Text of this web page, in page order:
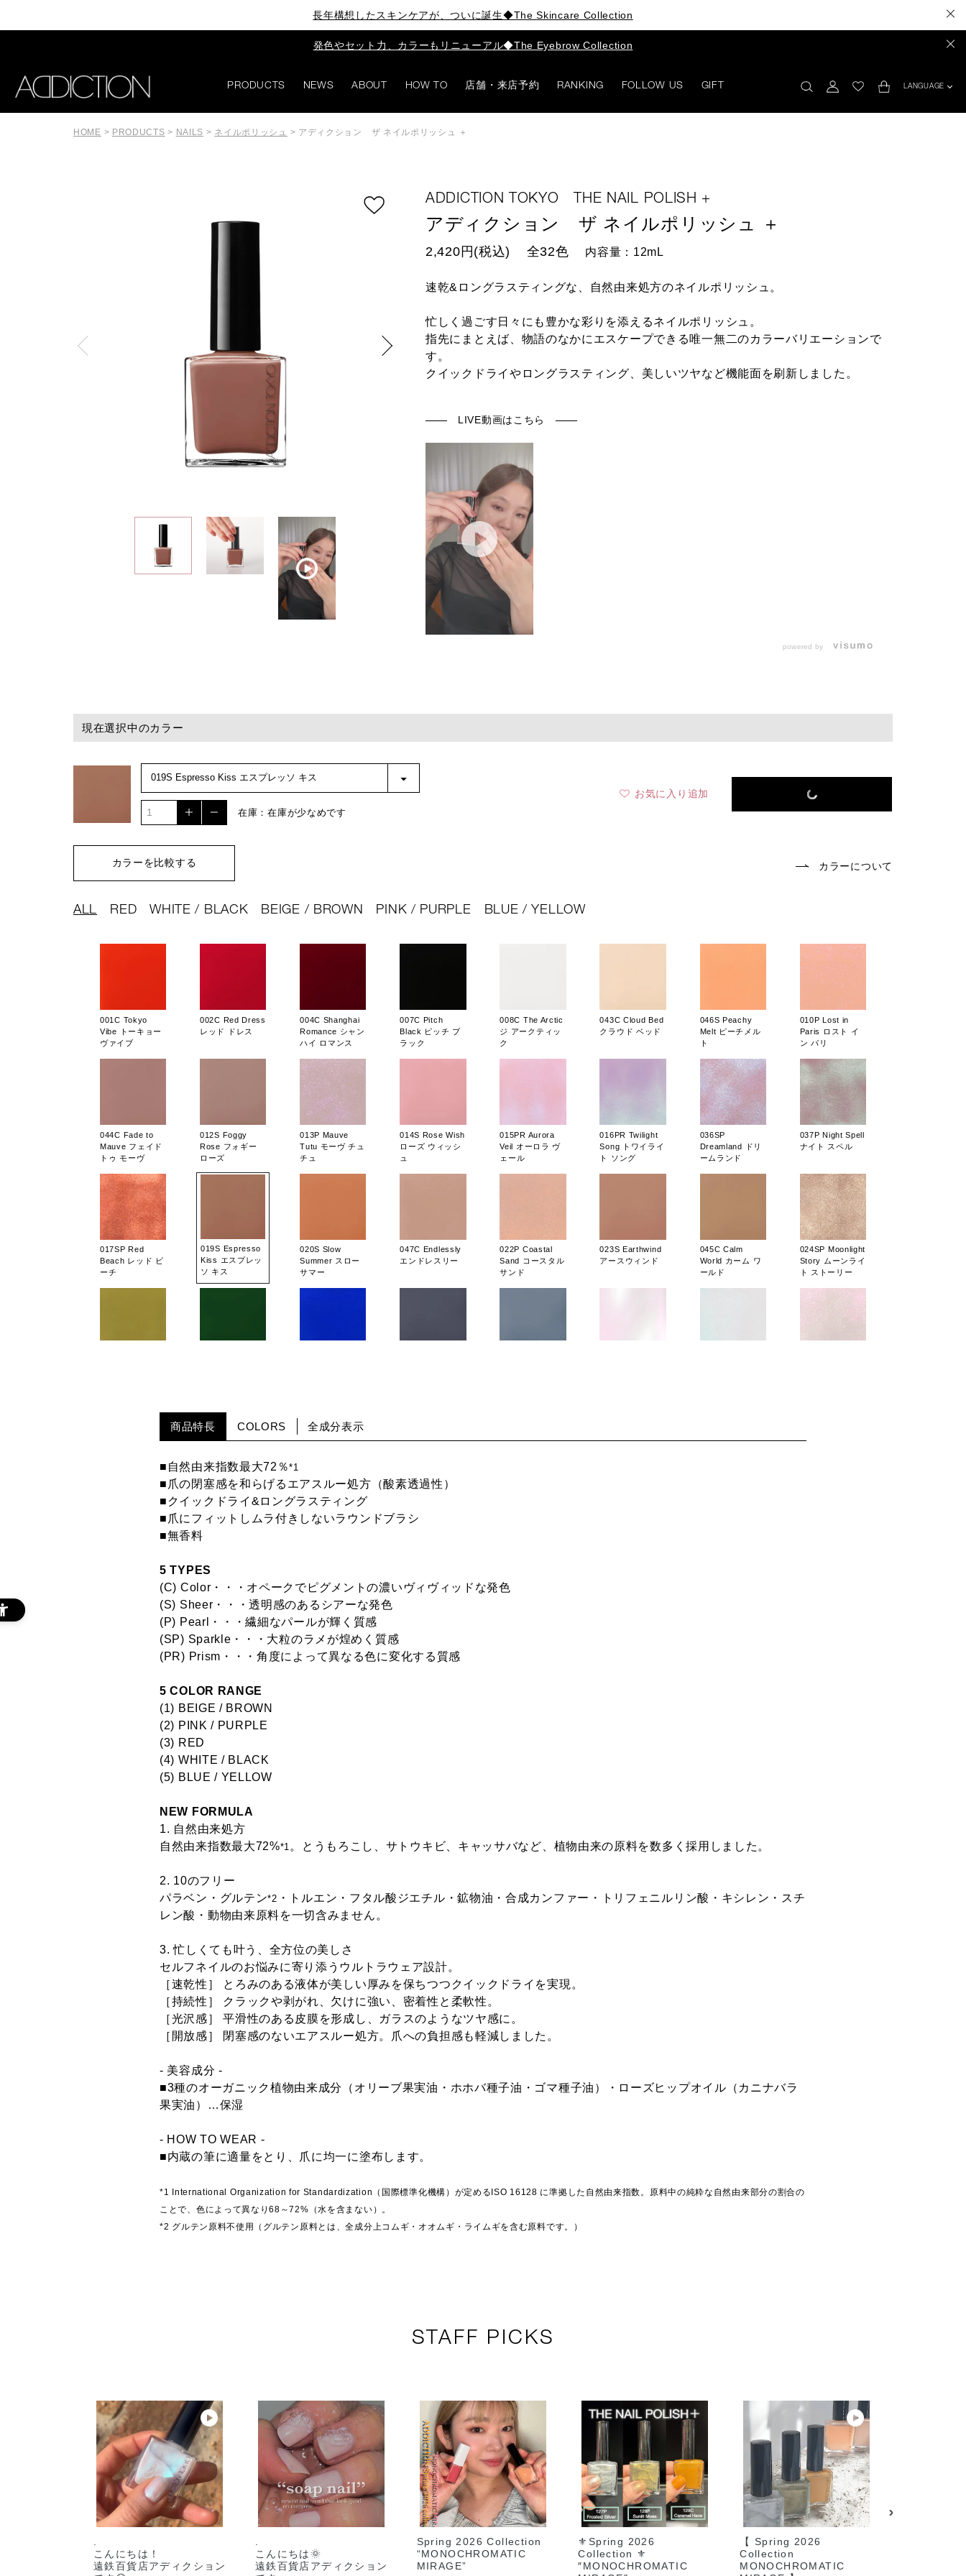
長年構想したスキンケアが、ついに誕生◆The Skincare Collection
発色やセット力、カラーもリニューアル◆The Eyebrow Collection
PRODUCTS NEWS ABOUT HOW TO 店舗・来店予約 RANKING FOLLOW US GIFT LANGUAGE
HOME > PRODUCTS > NAILS > ネイルポリッシュ > アディクション ザ ネイルポリッシュ ＋
ADDICTION TOKYO THE NAIL POLISH +
アディクション ザ ネイルポリッシュ ＋
2,420円(税込) 全32色 内容量：12mL
速乾&ロングラスティングな、自然由来処方のネイルポリッシュ。
忙しく過ごす日々にも豊かな彩りを添えるネイルポリッシュ。
指先にまとえば、物語のなかにエスケープできる唯一無二のカラーバリエーションで
す。
クイックドライやロングラスティング、美しいツヤなど機能面を刷新しました。
LIVE動画はこちら
powered by
現在選択中のカラー
在庫：在庫が少なめです
お気に入り追加
カラーを比較する カラーについて
ALL RED WHITE / BLACK BEIGE / BROWN PINK / PURPLE BLUE / YELLOW
001C Tokyo
Vibe トーキョー
ヴァイブ
002C Red Dress
レッド ドレス
004C Shanghai
Romance シャン
ハイ ロマンス
007C Pitch
Black ピッチ ブ
ラック
008C The Arctic
ジ アークティッ
ク
043C Cloud Bed
クラウド ベッド
046S Peachy
Melt ピーチメル
ト
010P Lost in
Paris ロスト イ
ン パリ
044C Fade to
Mauve フェイド
トゥ モーヴ
012S Foggy
Rose フォギー
ローズ
013P Mauve
Tutu モーヴ チュ
チュ
014S Rose Wish
ローズ ウィッシ
ュ
015PR Aurora
Veil オーロラ ヴ
ェール
016PR Twilight
Song トワイライ
ト ソング
036SP
Dreamland ドリ
ームランド
037P Night Spell
ナイト スペル
017SP Red
Beach レッド ビ
ーチ
019S Espresso
Kiss エスプレッ
ソ キス
020S Slow
Summer スロー
サマー
047C Endlessly
エンドレスリー
022P Coastal
Sand コースタル
サンド
023S Earthwind
アースウィンド
045C Calm
World カーム ワ
ールド
024SP Moonlight
Story ムーンライ
ト ストーリー
商品特長 COLORS 全成分表示
■自然由来指数最大72％*1
■爪の閉塞感を和らげるエアスルー処方（酸素透過性）
■クイックドライ&ロングラスティング
■爪にフィットしムラ付きしないラウンドブラシ
■無香料
5 TYPES
(C) Color・・・オペークでピグメントの濃いヴィヴィッドな発色
(S) Sheer・・・透明感のあるシアーな発色
(P) Pearl・・・繊細なパールが輝く質感
(SP) Sparkle・・・大粒のラメが煌めく質感
(PR) Prism・・・角度によって異なる色に変化する質感
5 COLOR RANGE
(1) BEIGE / BROWN
(2) PINK / PURPLE
(3) RED
(4) WHITE / BLACK
(5) BLUE / YELLOW
NEW FORMULA
1. 自然由来処方
自然由来指数最大72%*1 。とうもろこし、サトウキビ、キャッサバなど、植物由来の原料を数多く採用しました。
2. 10のフリー
パラベン・グルテン*2 ・トルエン・フタル酸ジエチル・鉱物油・合成カンファー・トリフェニルリン酸・キシレン・スチ
レン酸・動物由来原料を一切含みません。
3. 忙しくても叶う、全方位の美しさ
セルフネイルのお悩みに寄り添うウルトラウェア設計。
［速乾性］ とろみのある液体が美しい厚みを保ちつつクイックドライを実現。
［持続性］ クラックや剥がれ、欠けに強い、密着性と柔軟性。
［光沢感］ 平滑性のある皮膜を形成し、ガラスのようなツヤ感に。
［開放感］ 閉塞感のないエアスルー処方。爪への負担感も軽減しました。
- 美容成分 -
■3種のオーガニック植物由来成分（オリーブ果実油・ホホバ種子油・ゴマ種子油）・ローズヒップオイル（カニナバラ
果実油）…保湿
- HOW TO WEAR -
■内蔵の筆に適量をとり、爪に均一に塗布します。
*1 International Organization for Standardization（国際標準化機構）が定めるISO 16128 に準拠した自然由来指数。原料中の純粋な自然由来部分の割合の
ことで、色によって異なり68～72%（水を含まない）。
*2 グルテン原料不使用（グルテン原料とは、全成分上コムギ・オオムギ・ライムギを含む原料です。）
STAFF PICKS
こんにちは！
遠鉄百貨店アディクション
こんにちは🌞
遠鉄百貨店アディクション
Spring 2026 Collection
“MONOCHROMATIC
MIRAGE”
⚜️Spring 2026
Collection ⚜️
″MONOCHROMATIC
【 Spring 2026
Collection
MONOCHROMATIC